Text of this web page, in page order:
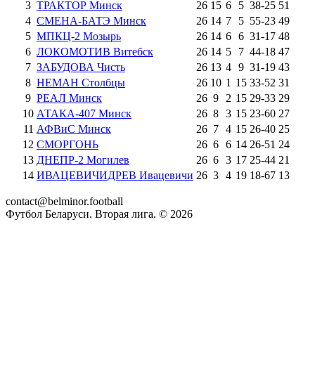
3 ТРАКТОР Минск 26 15 6 5 38-25 51
4 СМЕНА-БАТЭ Минск 26 14 7 5 55-23 49
5 МПКЦ-2 Мозырь 26 14 6 6 31-17 48
6 ЛОКОМОТИВ Витебск 26 14 5 7 44-18 47
7 ЗАБУДОВА Чисть 26 13 4 9 31-19 43
8 НЕМАН Столбцы 26 10 1 15 33-52 31
9 РЕАЛ Минск 26 9 2 15 29-33 29
10 АТАКА-407 Минск 26 8 3 15 23-60 27
11 АФВиС Минск 26 7 4 15 26-40 25
12 СМОРГОНЬ 26 6 6 14 26-51 24
13 ДНЕПР-2 Могилев 26 6 3 17 25-44 21
14 ИВАЦЕВИЧИДРЕВ Ивацевичи 26 3 4 19 18-67 13
contact@belminor.football
Футбол Беларуси. Вторая лига. © 2026